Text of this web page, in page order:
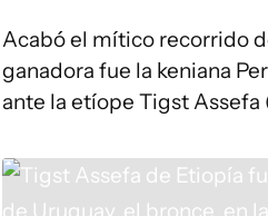
Acabó el mítico recorrido
ganadora fue la keniana
ante la etíope Tigst Assefa